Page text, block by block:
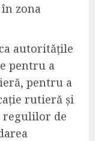
zona
autoritățile
pentru a
pentru a
rutieră și
regulilor de